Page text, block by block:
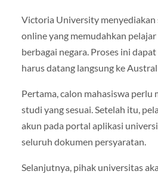
Victoria University menyediakan
online yang memudahkan
berbagai negara. Proses ini
harus datang langsung ke
Pertama, calon mahasiswa perlu
studi yang sesuai. Setelah itu,
akun pada portal aplikasi
seluruh dokumen persyaratan.
Selanjutnya, pihak universitas